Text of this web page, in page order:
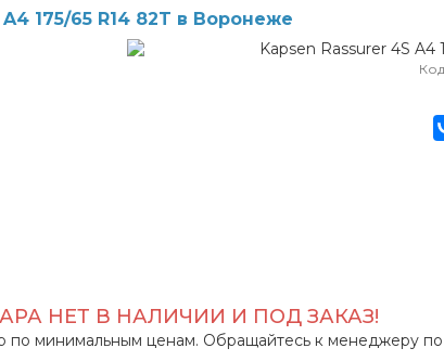
175/65 R14 82T в Воронеже
НЕТ В НАЛИЧИИ И ПОД ЗАКАЗ!
по минимальным ценам. Обращайтесь к менеджеру